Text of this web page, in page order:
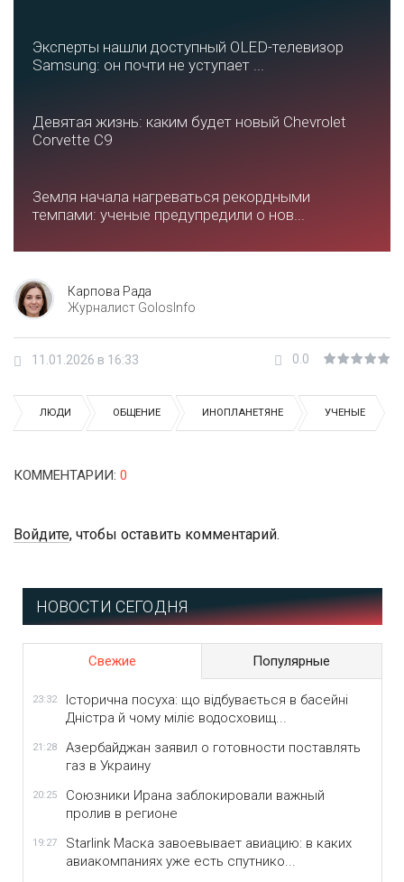
Эксперты нашли доступный OLED-телевизор
Samsung: он почти не уступает ...
Девятая жизнь: каким будет новый Chevrolet
Corvette C9
Земля начала нагреваться рекордными
темпами: ученые предупредили о нов...
Карпова Рада
Журналист GolosInfo
11.01.2026 в 16:33 0.0
ЛЮДИ ОБЩЕНИЕ ИНОПЛАНЕТЯНЕ УЧЕНЫЕ
КОММЕНТАРИИ: 0
Войдите, чтобы оставить комментарий.
НОВОСТИ СЕГОДНЯ
Свежие Популярные
23:32
Історична посуха: що відбувається в басейні
Дністра й чому міліє водосховищ...
21:28
Азербайджан заявил о готовности поставлять
газ в Украину
20:25
Союзники Ирана заблокировали важный
пролив в регионе
19:27
Starlink Маска завоевывает авиацию: в каких
авиакомпаниях уже есть спутнико...